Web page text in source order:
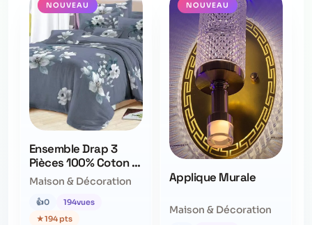
NOUVEAU
Ensemble Drap 3
Pièces 100% Coton –
Qualité Supérieure –
Ne Déteint Pas
Maison & Décoration
👍0 194vues
★194 pts
NOUVEAU
Applique Murale
Maison & Décoration